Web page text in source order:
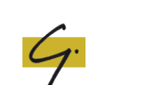
contenu